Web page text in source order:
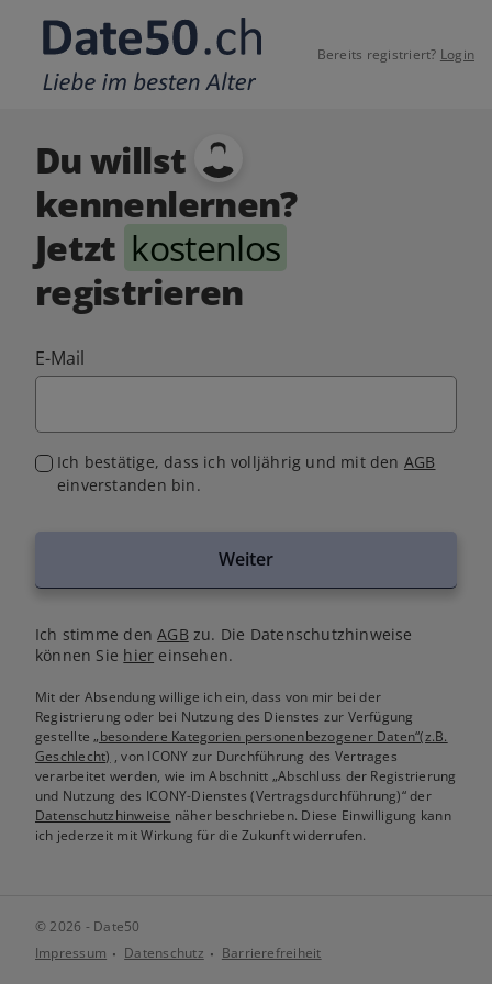
Bereits registriert? Login
Du willst
kennenlernen?
Jetzt kostenlos
registrieren
E-Mail
Ich bestätige, dass ich volljährig und mit den AGB
einverstanden bin.
Weiter
Ich stimme denAGB zu. Die Datenschutzhinweise
können Sie hier einsehen.
Mit der Absendung willige ich ein, dass von mir bei der
Registrierung oder bei Nutzung des Dienstes zur Verfügung
gestellte„besondere Kategorien personenbezogener Daten“(z.B.
Geschlecht) , von ICONY zur Durchführung des Vertrages
verarbeitet werden, wie im Abschnitt „Abschluss der Registrierung
und Nutzung des ICONY-Dienstes (Vertragsdurchführung)“ der
Datenschutzhinweise näher beschrieben. Diese Einwilligung kann
ich jederzeit mit Wirkung für die Zukunft widerrufen.
© 2026 - Date50
Impressum
Datenschutz Barrierefreiheit